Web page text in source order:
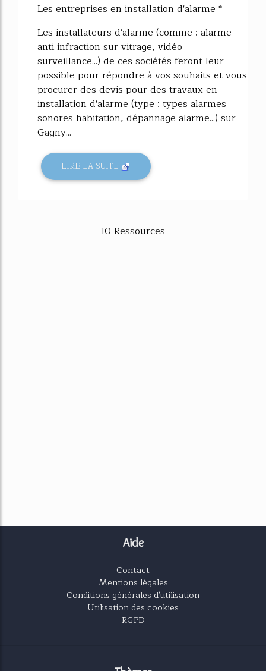
Les entreprises en installation d'alarme *
Les installateurs d'alarme (comme : alarme
anti infraction sur vitrage, vidéo
surveillance...) de ces sociétés feront leur
possible pour répondre à vos souhaits et vous
procurer des devis pour des travaux en
installation d'alarme (type : types alarmes
sonores habitation, dépannage alarme...) sur
Gagny...
LIRE LA SUITE
10 Ressources
Aide
Contact
Mentions légales
Conditions générales d'utilisation
Utilisation des cookies
RGPD